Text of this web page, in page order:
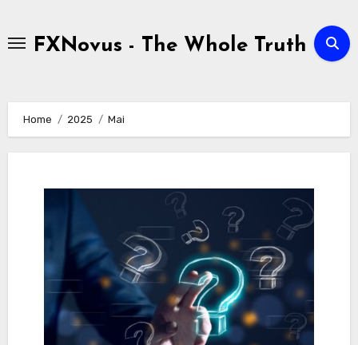
contentFXNovus - The Whole Truth
Home 2025 Mai